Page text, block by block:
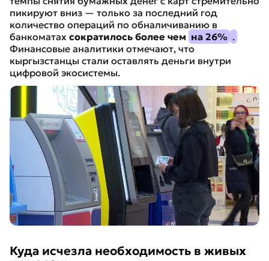
пикируют вниз — только за последний год
количество операций по обналичиванию в
банкоматах сократилось более чем на 26% .
Финансовые аналитики отмечают, что
кыргызстанцы стали оставлять деньги внутри
цифровой экосистемы.
Куда исчезла необходимость в живых